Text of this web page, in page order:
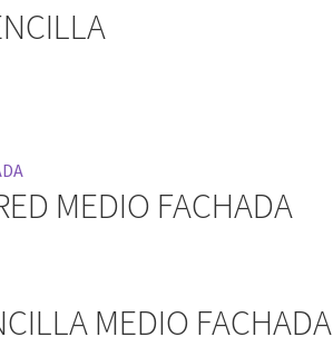
MEDIO FACHADA
MEDIO FACHADA